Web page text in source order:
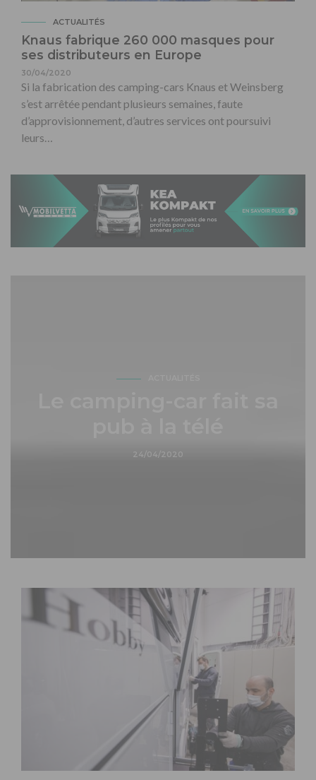
ACTUALITÉS
Knaus fabrique 260 000 masques pour
ses distributeurs en Europe
30/04/2020
Si la fabrication des camping-cars Knaus et Weinsberg
s’est arrêtée pendant plusieurs semaines, faute
d’approvisionnement, d’autres services ont poursuivi
leurs…
24/04/2020